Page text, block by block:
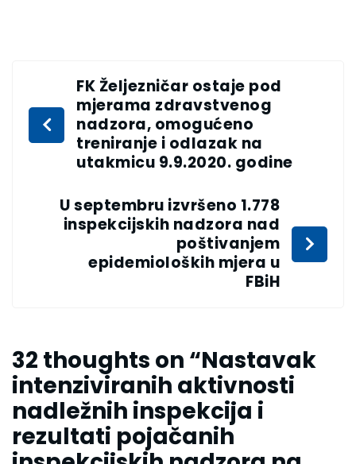
FK Željezničar ostaje pod
mjerama zdravstvenog
nadzora, omogućeno
treniranje i odlazak na
utakmicu 9.9.2020. godine
U septembru izvršeno 1.778
inspekcijskih nadzora nad
poštivanjem
epidemioloških mjera u
FBiH
32 thoughts on “Nastavak
intenziviranih aktivnosti
nadležnih inspekcija i
rezultati pojačanih